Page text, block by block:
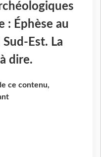
: Éphèse au
Est. La
dire.
ce contenu,